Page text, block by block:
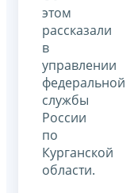
этом
рассказали
в
управлении
федеральной
службы
России
по
Курганской
области.